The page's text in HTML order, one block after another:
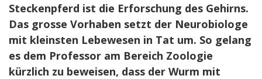
Steckenpferd ist die Erforschung des Gehirns.
Das grosse Vorhaben setzt der Neurobiologe
mit kleinsten Lebewesen in Tat um. So gelang
es dem Professor am Bereich Zoologie
kürzlich zu beweisen, dass der Wurm mit